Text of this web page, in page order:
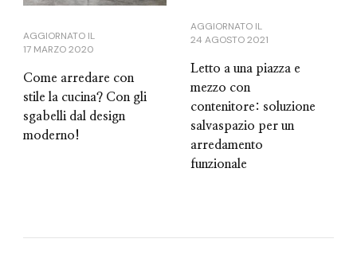
AGGIORNATO IL
17 MARZO 2020
Come arredare con
stile la cucina? Con gli
sgabelli dal design
moderno!
AGGIORNATO IL
24 AGOSTO 2021
Letto a una piazza e
mezzo con
contenitore: soluzione
salvaspazio per un
arredamento
funzionale